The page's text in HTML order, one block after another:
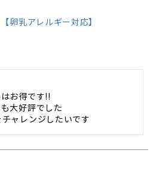
卵乳アレルギー対応】
お得です!!
大好評でした
ャレンジしたいです